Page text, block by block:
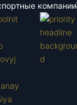
компании